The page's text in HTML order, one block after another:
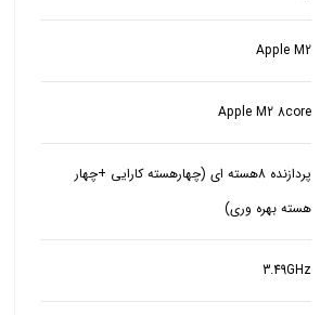
Apple M2
Apple M2 8core
پردازنده 8هسته ای (چهارهسته کارایی +چهار
هسته بهره وری)
3.49GHz